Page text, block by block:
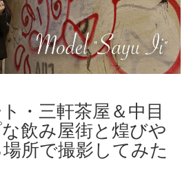
・三軒茶屋＆中目
飲み屋街と煌びや
所で撮影してみた